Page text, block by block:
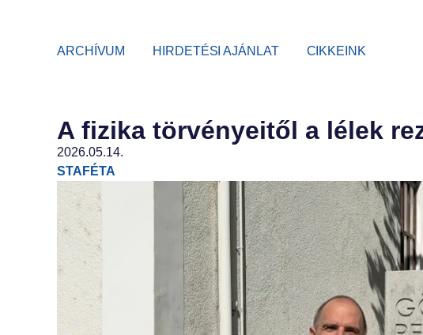
ARCHÍVUM HIRDETÉSI AJÁNLAT CIKKEINK
A fizika törvényeitől a lélek
2026.05.14.
STAFÉTA